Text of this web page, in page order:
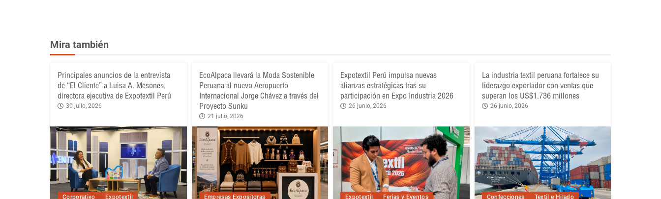
Mira también
Corporativo Expotextil
Principales anuncios de la entrevista
de “El Cliente” a Luisa A. Mesones,
directora ejecutiva de Expotextil Perú
30 julio, 2026
Empresas Expositoras
EcoAlpaca llevará la Moda Sostenible
Peruana al nuevo Aeropuerto
Internacional Jorge Chávez a través del
Proyecto Sunku
21 julio, 2026
Expotextil Ferias y Eventos
Expotextil Perú impulsa nuevas
alianzas estratégicas tras su
participación en Expo Industria 2026
26 junio, 2026
Confecciones Textil e Hilado
La industria textil peruana fortalece su
liderazgo exportador con ventas que
superan los US$1.736 millones
26 junio, 2026